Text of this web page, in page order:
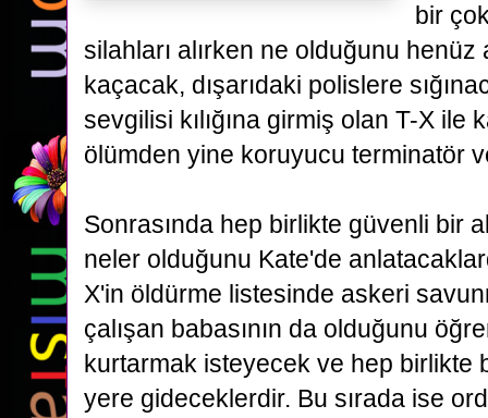
bir
silahları alırken ne olduğunu henüz
kaçacak, dışarıdaki polislere
sevgilisi kılığına girmiş olan T-X ile
ölümden yine koruyucu terminatör
Sonrasında hep birlikte güvenli bir
neler olduğunu Kate'de
X'in öldürme listesinde askeri
çalışan babasının da olduğunu
kurtarmak isteyecek ve hep birlikte
yere gideceklerdir. Bu sırada ise